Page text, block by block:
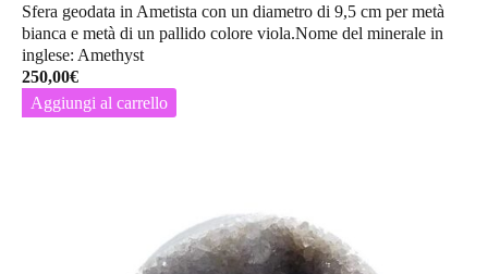
Sfera geodata in Ametista con un diametro di 9,5 cm per metà
bianca e metà di un pallido colore viola.Nome del minerale in
inglese: Amethyst
250,00€
Aggiungi al carrello